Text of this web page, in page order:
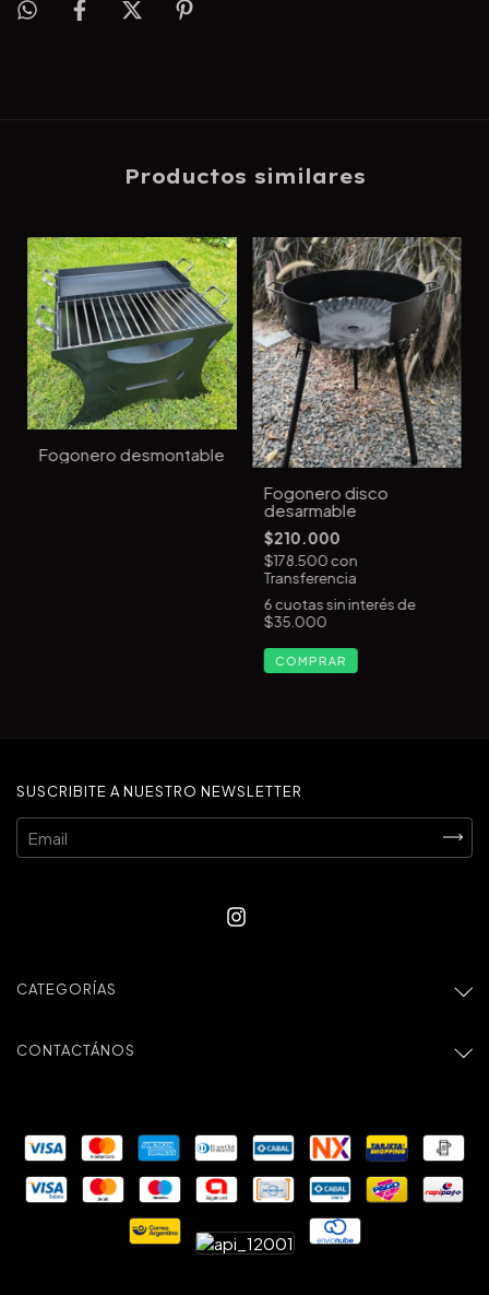
Productos similares
Fogonero desmontable
Fogonero disco
desarmable
$210.000
$178.500con
Transferencia
6cuotas sin interés de
$35.000
SUSCRIBITE A NUESTRO NEWSLETTER
CATEGORÍAS
CONTACTÁNOS